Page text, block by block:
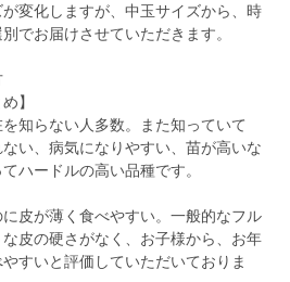
変化しますが、中玉サイズから、時
でお届けさせていただきます。
】
知らない人多数。また知っていて
い、病気になりやすい、苗が高いな
ハードルの高い品種です。
皮が薄く食べやすい。一般的なフル
皮の硬さがなく、お子様から、お年
すいと評価していただいておりま